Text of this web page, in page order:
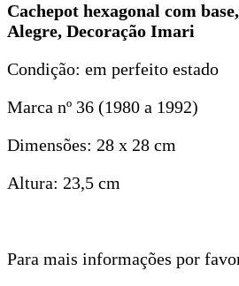
Cachepot hexagonal com
Alegre, Decoração Imari
Condição: em perfeito estado
Marca nº 36 (1980 a 1992)
Dimensões: 28 x 28 cm
Altura: 23,5 cm
Para mais informações por